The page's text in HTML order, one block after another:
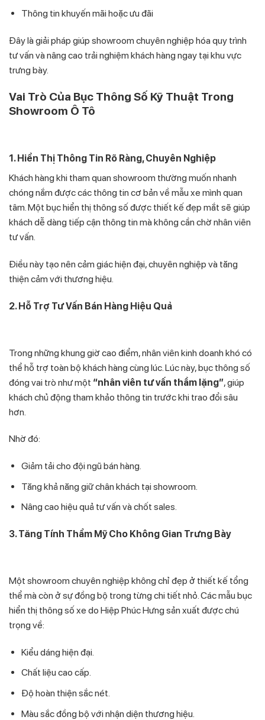
Thông tin khuyến mãi hoặc ưu đãi
Đây là giải pháp giúp showroom chuyên nghiệp hóa quy trình
tư vấn và nâng cao trải nghiệm khách hàng ngay tại khu vực
trưng bày.
Vai Trò Của Bục Thông Số Kỹ Thuật Trong
Showroom Ô Tô
1. Hiển Thị Thông Tin Rõ Ràng, Chuyên Nghiệp
Khách hàng khi tham quan showroom thường muốn nhanh
chóng nắm được các thông tin cơ bản về mẫu xe mình quan
tâm. Một bục hiển thị thông số được thiết kế đẹp mắt sẽ giúp
khách dễ dàng tiếp cận thông tin mà không cần chờ nhân viên
tư vấn.
Điều này tạo nên cảm giác hiện đại, chuyên nghiệp và tăng
thiện cảm với thương hiệu.
2. Hỗ Trợ Tư Vấn Bán Hàng Hiệu Quả
Trong những khung giờ cao điểm, nhân viên kinh doanh khó có
thể hỗ trợ toàn bộ khách hàng cùng lúc. Lúc này, bục thông số
đóng vai trò như một “nhân viên tư vấn thầm lặng”, giúp
khách chủ động tham khảo thông tin trước khi trao đổi sâu
hơn.
Nhờ đó:
Giảm tải cho đội ngũ bán hàng.
Tăng khả năng giữ chân khách tại showroom.
Nâng cao hiệu quả tư vấn và chốt sales.
3. Tăng Tính Thẩm Mỹ Cho Không Gian Trưng Bày
Một showroom chuyên nghiệp không chỉ đẹp ở thiết kế tổng
thể mà còn ở sự đồng bộ trong từng chi tiết nhỏ. Các mẫu bục
hiển thị thông số xe do Hiệp Phúc Hưng sản xuất được chú
trọng về:
Kiểu dáng hiện đại.
Chất liệu cao cấp.
Độ hoàn thiện sắc nét.
Màu sắc đồng bộ với nhận diện thương hiệu.